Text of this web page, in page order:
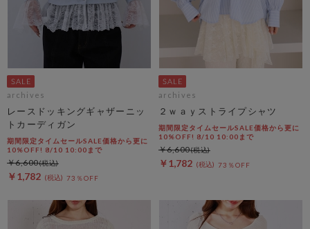
archives
レースドッキングギャザーニッ
トカーディガン
期間限定タイムセールSALE価格から更に
10%OFF! 8/10 10:00まで
￥1,782 73％OFF
￥6,600
archives
２ｗａｙストライプシャツ
期間限定タイムセールSALE価格から更に
10%OFF! 8/10 10:00まで
￥1,782 73％OFF
￥6,600